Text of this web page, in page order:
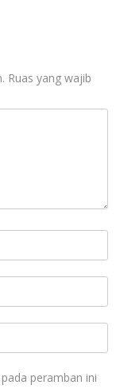
Ruas yang wajib
peramban ini